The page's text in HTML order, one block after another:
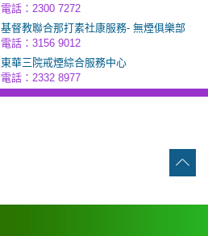
電話：2300 7272
基督教聯合那打素社康服務- 無煙俱樂部
電話：3156 9012
東華三院戒煙綜合服務中心
電話：2332 8977